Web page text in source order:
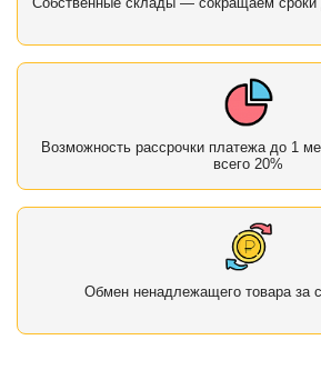
Возможность рассрочки платежа до 1
всего 20%
Обмен ненадлежащего товара за